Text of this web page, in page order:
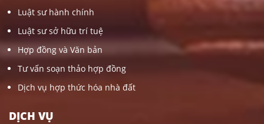
Luật sư hành chính
Luật sư sở hữu trí tuệ
Hợp đồng và Văn bản
Tư vấn soạn thảo hợp đồng
Dịch vụ hợp thức hóa nhà đất
DỊCH VỤ